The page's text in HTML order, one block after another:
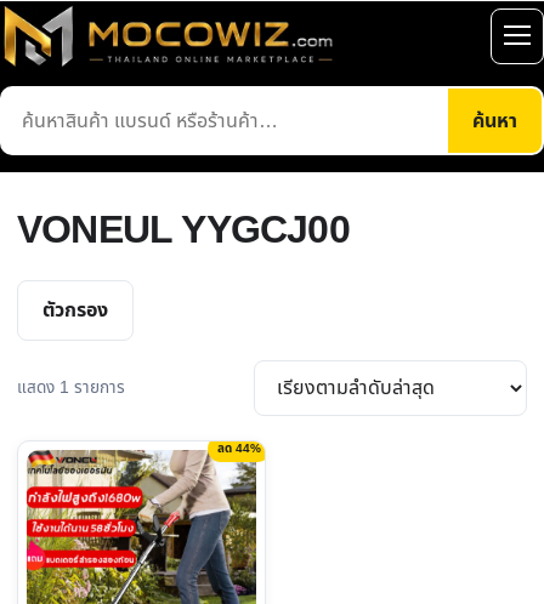
ข้าม
ไป
เนื้อหา
ค้นหา
สินค้า
ค้นหา
เปิ
เม
VONEUL YYGCJ00
ตัวกรอง
แสดง 1 รายการ
ลด 44%